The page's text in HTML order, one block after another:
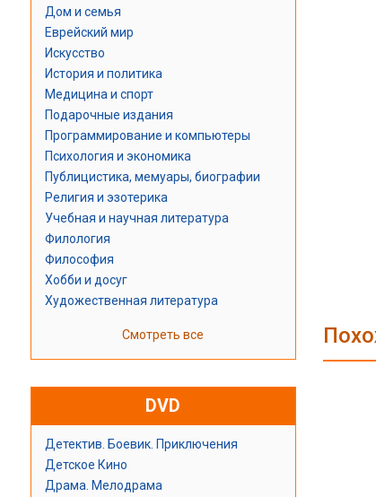
Дом и семья
Еврейский мир
Искусство
История и политика
Медицина и спорт
Подарочные издания
Программирование и компьютеры
Психология и экономика
Публицистика, мемуары, биографии
Религия и эзотерика
Учебная и научная литература
Филология
Философия
Хобби и досуг
Художественная литература
Смотреть все
DVD
Детектив. Боевик. Приключения
Детское Кино
Драма. Мелодрама